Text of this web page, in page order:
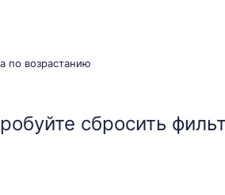
по возрастанию
сбросить